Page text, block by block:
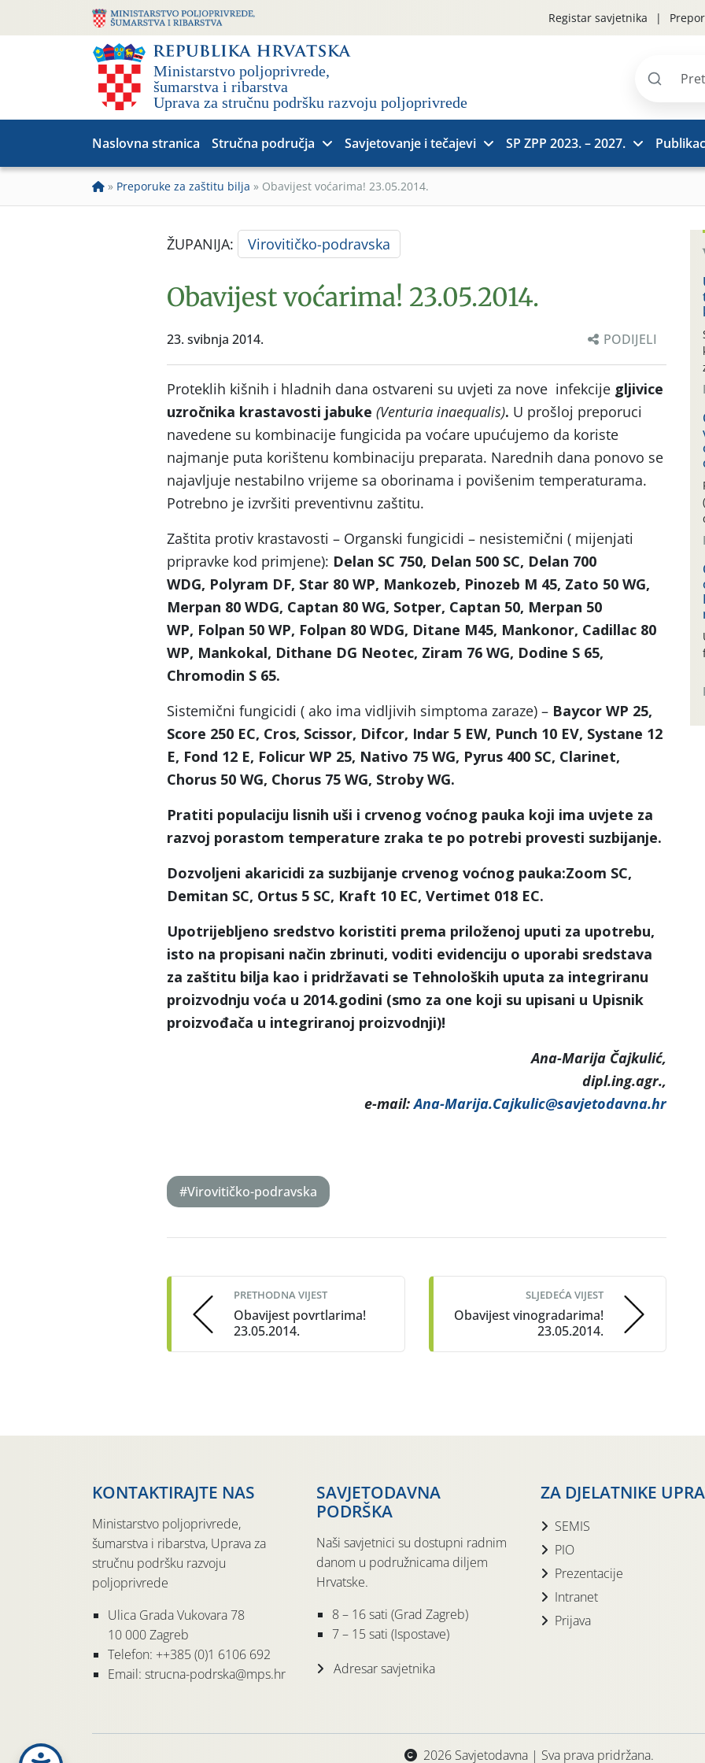
Registar savjetnika
Pretraži
Naslovna stranica Stručna područja Savjetovanje i tečajevi SP ZPP 2023. – 2027.
» Preporuke za zaštitu bilja » Obavijest voćarima! 23.05.2014.
ŽUPANIJA: Virovitičko-podravska
Obavijest voćarima! 23.05.2014.
23. svibnja 2014. PODIJELI
Proteklih kišnih i hladnih dana ostvareni su uvjeti za nove infekcije gljivice
uzročnika krastavosti jabuke (Venturia inaequalis). U prošloj preporuci
navedene su kombinacije fungicida pa voćare upućujemo da koriste
najmanje puta korištenu kombinaciju preparata. Narednih dana ponovo se
najavljuje nestabilno vrijeme sa oborinama i povišenim temperaturama.
Potrebno je izvršiti preventivnu zaštitu.
Zaštita protiv krastavosti – Organski fungicidi – nesistemični ( mijenjati
pripravke kod primjene): Delan SC 750, Delan 500 SC, Delan 700
WDG, Polyram DF, Star 80 WP, Mankozeb, Pinozeb M 45, Zato 50 WG,
Merpan 80 WDG, Captan 80 WG, Sotper, Captan 50, Merpan 50
WP, Folpan 50 WP, Folpan 80 WDG, Ditane M45, Mankonor, Cadillac 80
WP, Mankokal, Dithane DG Neotec, Ziram 76 WG, Dodine S 65,
Chromodin S 65.
Sistemični fungicidi ( ako ima vidljivih simptoma zaraze) – Baycor WP 25,
Score 250 EC, Cros, Scissor, Difcor, Indar 5 EW, Punch 10 EV, Systane 12
E, Fond 12 E, Folicur WP 25, Nativo 75 WG, Pyrus 400 SC, Clarinet,
Chorus 50 WG, Chorus 75 WG, Stroby WG.
Pratiti populaciju lisnih uši i crvenog voćnog pauka koji ima uvjete za
razvoj porastom temperature zraka te po potrebi provesti suzbijanje.
Dozvoljeni akaricidi za suzbijanje crvenog voćnog pauka:Zoom SC,
Demitan SC, Ortus 5 SC, Kraft 10 EC, Vertimet 018 EC.
Upotrijebljeno sredstvo koristiti prema priloženoj uputi za upotrebu,
isto na propisani način zbrinuti, voditi evidenciju o uporabi sredstava
za zaštitu bilja kao i pridržavati se Tehnoloških uputa za integriranu
proizvodnju voća u 2014.godini (smo za one koji su upisani u Upisnik
proizvođača u integriranoj proizvodnji)!
Ana-Marija Čajkulić,
dipl.ing.agr.,
e-mail:Ana-Marija.Cajkulic@savjetodavna.hr
#Virovitičko-podravska
navigation
PRETHODNA VIJEST
Obavijest povrtlarima!
23.05.2014.
SLJEDEĆA VIJEST
Obavijest vinogradarima!
23.05.2014.
KONTAKTIRAJTE NAS
Ministarstvo poljoprivrede,
šumarstva i ribarstva, Uprava za
stručnu podršku razvoju
poljoprivrede
Ulica Grada Vukovara 78
10 000 Zagreb
Telefon: ++385 (0)1 6106 692
Email: strucna-podrska@mps.hr
SAVJETODAVNA
PODRŠKA
Naši savjetnici su dostupni radnim
danom u podružnicama diljem
Hrvatske.
8 – 16 sati (Grad Zagreb)
7 – 15 sati (Ispostave)
Adresar savjetnika
ZA DJELATNIKE
SEMIS
PIO
Prezentacije
Intranet
Prijava
2026 Savjetodavna | Sva prava pridržana.